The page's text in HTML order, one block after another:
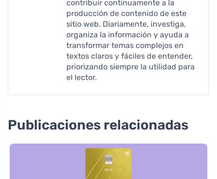
contribuir continuamente a la
producción de contenido de este
sitio web. Diariamente, investiga,
organiza la información y ayuda a
transformar temas complejos en
textos claros y fáciles de entender,
priorizando siempre la utilidad para
el lector.
Publicaciones relacionadas